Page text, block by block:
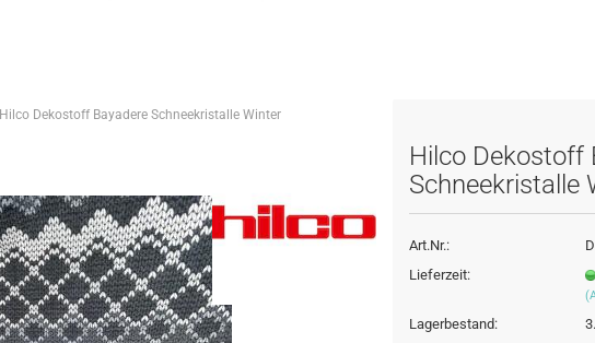
Hilco Dekostoff Bayadere Schneekristalle Winter
Hilco Dekostoff
Schneekristalle
Art.Nr.:
Lieferzeit:
Lagerbestand: